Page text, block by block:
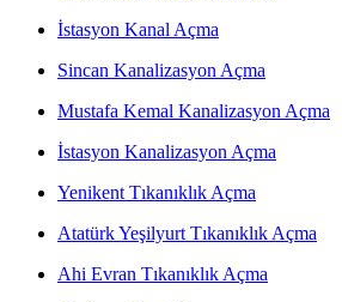
İstasyon Kanal Açma
Sincan Kanalizasyon Açma
Mustafa Kemal Kanalizasyon Açma
İstasyon Kanalizasyon Açma
Yenikent Tıkanıklık Açma
Atatürk Yeşilyurt Tıkanıklık Açma
Ahi Evran Tıkanıklık Açma